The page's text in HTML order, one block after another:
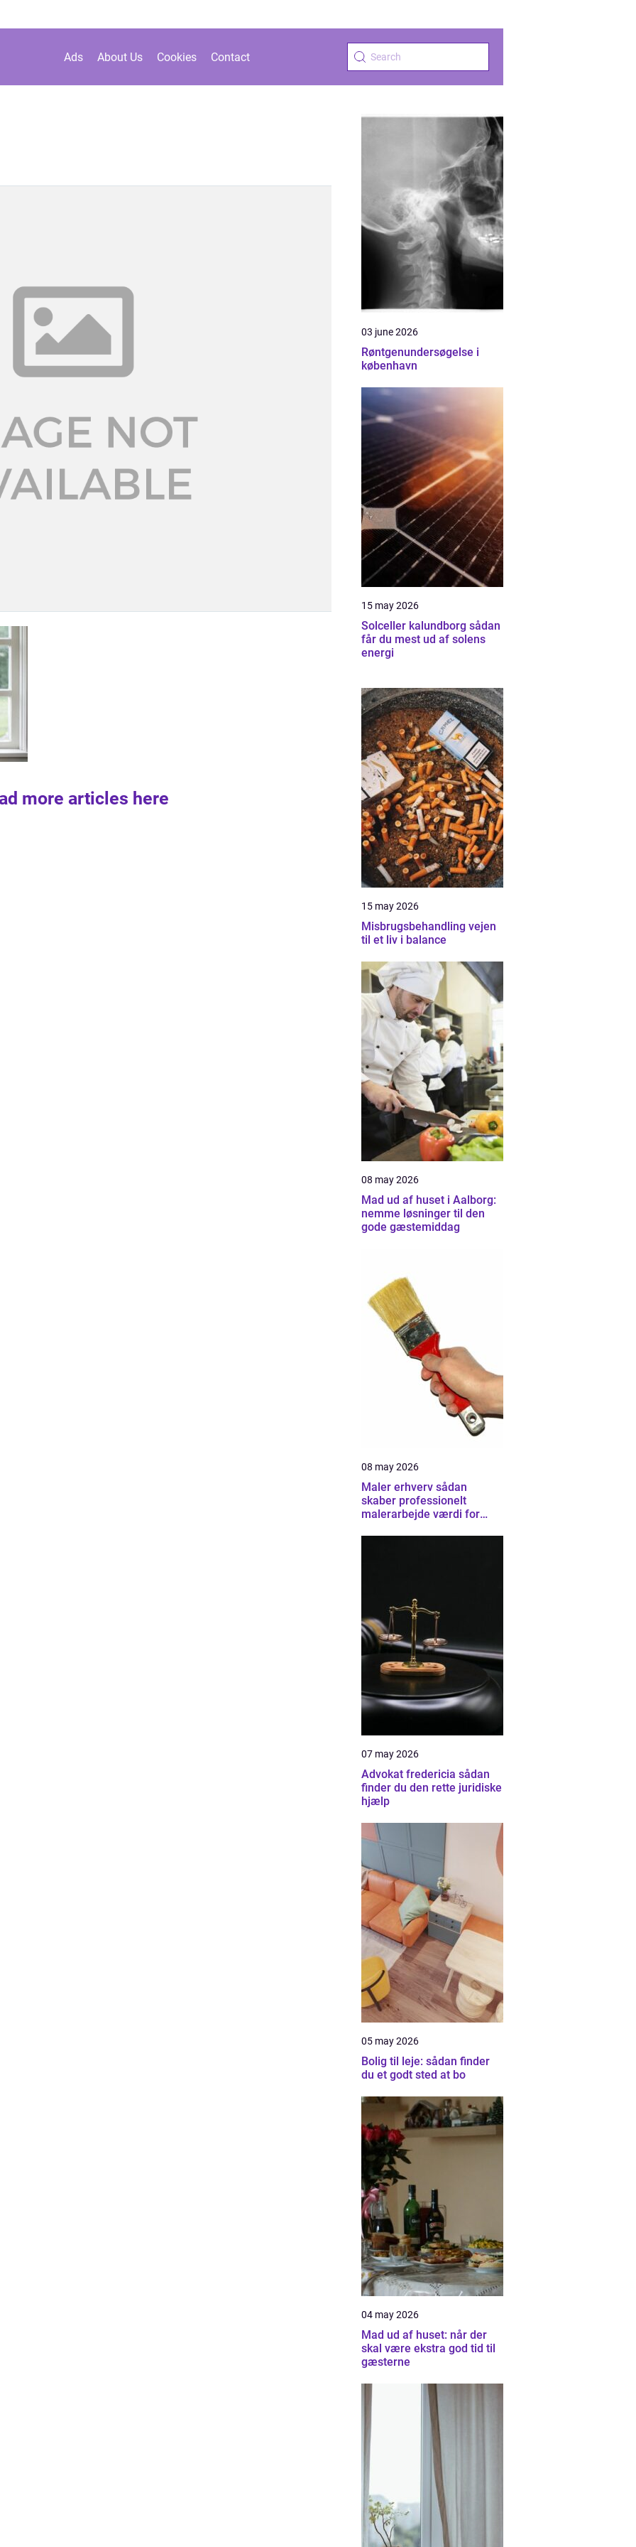
Ads About Us Cookies Contact
more articles here
03 june 2026
Røntgenundersøgelse i
københavn
15 may 2026
Solceller kalundborg sådan
får du mest ud af solens
energi
15 may 2026
Misbrugsbehandling vejen
til et liv i balance
08 may 2026
Mad ud af huset i Aalborg:
nemme løsninger til den
gode gæstemiddag
08 may 2026
Maler erhverv sådan
skaber professionelt
malerarbejde værdi for
07 may 2026
Advokat fredericia sådan
finder du den rette juridiske
hjælp
05 may 2026
Bolig til leje: sådan finder
du et godt sted at bo
04 may 2026
Mad ud af huset: når der
skal være ekstra god tid til
gæsterne